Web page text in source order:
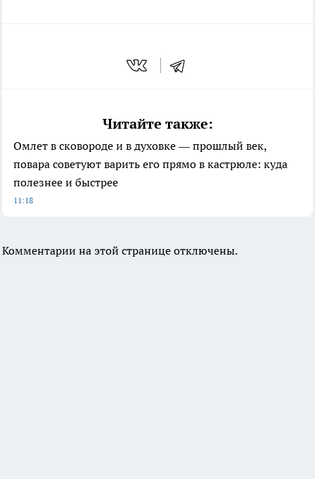
Читайте также:
Омлет в сковороде и в духовке — прошлый век,
повара советуют варить его прямо в кастрюле: куда
полезнее и быстрее
11:18
Комментарии на этой странице отключены.